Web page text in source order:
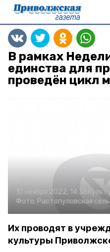
В рамках
единства для
проведён цикл
10 ноября 2022, 14:36
Фото: Растопуловская
Их проводят в
культуры